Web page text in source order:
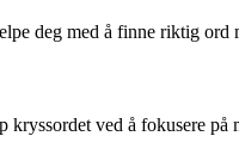
deg med å finne riktig ord
ved å fokusere på